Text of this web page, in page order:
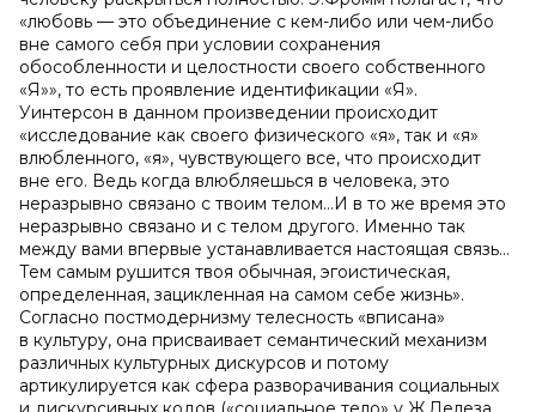
«любовь — это объединение с кем-либо или чем-либо
вне самого себя при условии сохранения
обособленности и целостности своего собственного
«Я»», то есть проявление идентификации «Я».
Уинтерсон в данном произведении происходит
«исследование как своего физического «я», так и «я»
влюбленного, «я», чувствующего все, что происходит
вне его. Ведь когда влюбляешься в человека, это
неразрывно связано с твоим телом…И в то же время это
неразрывно связано и с телом другого. Именно так
между вами впервые устанавливается настоящая связь…
Тем самым рушится твоя обычная, эгоистическая,
определенная, зацикленная на самом себе жизнь».
Согласно постмодернизму телесность «вписана»
в культуру, она присваивает семантический механизм
различных культурных дискурсов и потому
артикулируется как сфера разворачивания социальных